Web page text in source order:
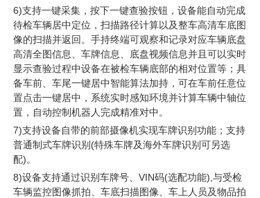
6)支持一键采集，按下一键查验按钮，设备能自动完成
待检车辆居中定位，扫描路径计算以及整车高清车底图
像的扫描并返回。手持终端可观察和记录对应车辆底盘
高清全图信息、车牌信息、底盘视频信息并且可以实时
显示查验过程中设备在被检车辆底部的相对位置等；具
备车前、车尾一键居中智能算法加持，可在车前任意位
置点击一键居中，系统实时感知环境并计算车辆中轴位
置，自动控制机器人完成精准对中。
7)支持设备自带的前部摄像机实现车牌识别功能；支持
普通制式车牌识别(特殊车牌及海外车牌识别可另选
配)。
8)设备支持通过识别车牌号、VIN码(选配功能),与受检
车辆监控图像抓拍、车底扫描图像、车上人员及物品拍